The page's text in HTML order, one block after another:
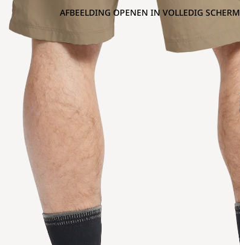
AFBEELDING OPENEN IN VOLLEDIG SCHERM